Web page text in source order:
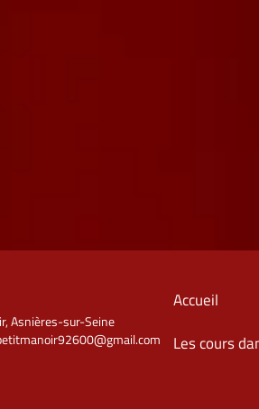
Asnières-sur-Seine
Accueil
Les cours